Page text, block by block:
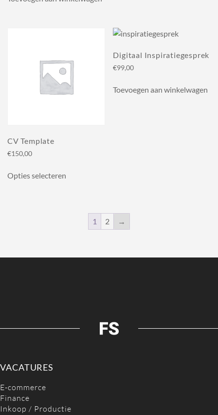
CV Template
€150,00
Opties selecteren
variaties.
Digitaal Inspiratiegesprek
€99,00
Toevoegen aan winkelwagen
1 2 →
VACATURES
E-commerce
Finance
Inkoop / Productie